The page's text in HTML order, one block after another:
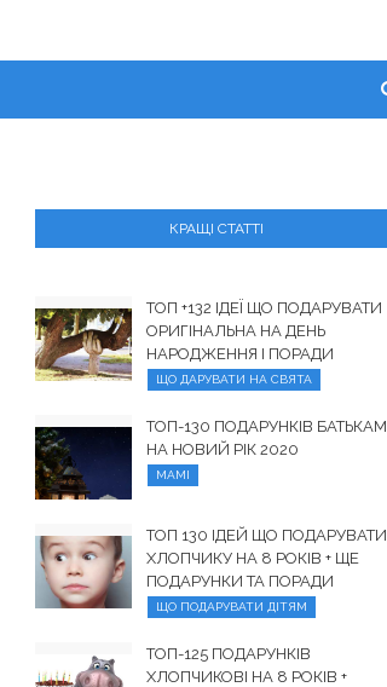
КРАЩІ СТАТТІ
ТОП +132 ІДЕЇ ЩО ПОДАРУВАТИ
ОРИГІНАЛЬНА НА ДЕНЬ
НАРОДЖЕННЯ І ПОРАДИ
ЩО ДАРУВАТИ НА СВЯТА
ТОП-130 ПОДАРУНКІВ БАТЬКАМ
НА НОВИЙ РІК 2020
МАМІ
ТОП 130 ІДЕЙ ЩО ПОДАРУВАТИ
ХЛОПЧИКУ НА 8 РОКІВ + ЩЕ
ПОДАРУНКИ ТА ПОРАДИ
ЩО ПОДАРУВАТИ ДІТЯМ
ТОП-125 ПОДАРУНКІВ
ХЛОПЧИКОВІ НА 8 РОКІВ +